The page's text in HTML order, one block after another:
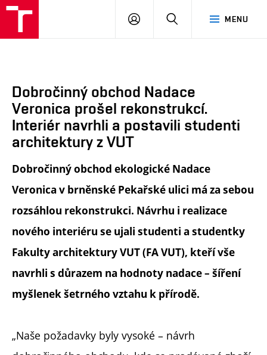
MENU
PŘIHLÁSIT
Dobročinný obchod Nadace
Veronica prošel rekonstrukcí.
Interiér navrhli a postavili studenti
architektury z VUT
Dobročinný obchod ekologické Nadace
Veronica v brněnské Pekařské ulici má za sebou
rozsáhlou rekonstrukci. Návrhu i realizace
nového interiéru se ujali studenti a studentky
Fakulty architektury VUT (FA VUT), kteří vše
navrhli s důrazem na hodnoty nadace – šíření
myšlenek šetrného vztahu k přírodě.
„Naše požadavky byly vysoké – návrh